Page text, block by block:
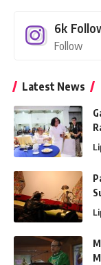
6k
Follow
Latest News